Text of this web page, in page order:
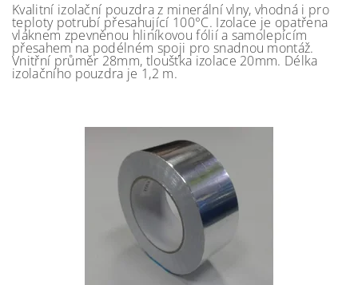
Kvalitní izolační pouzdra z minerální vlny, vhodná i pro
teploty potrubí přesahující 100°C. Izolace je opatřena
vláknem zpevněnou hliníkovou fólií a samolepícím
přesahem na podélném spoji pro snadnou montáž.
Vnitřní průměr 28mm, tloušťka izolace 20mm. Délka
izolačního pouzdra je 1,2 m.